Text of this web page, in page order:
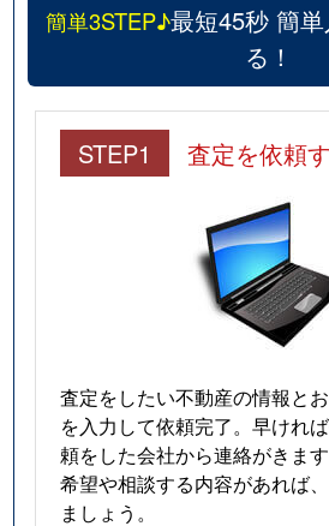
簡単3STEP♪最短45秒 簡
る！
STEP1 査定を依頼
査定をしたい不動産の情報と
を入力して依頼完了。早けれ
頼をした会社から連絡がきます
希望や相談する内容があれば
ましょう。